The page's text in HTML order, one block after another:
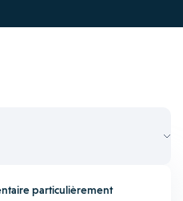
particulièrement